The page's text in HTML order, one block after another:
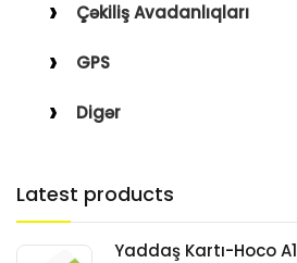
Çəkiliş Avadanlıqları
GPS
Digər
Latest products
Yaddaş Kartı-Hoco A1